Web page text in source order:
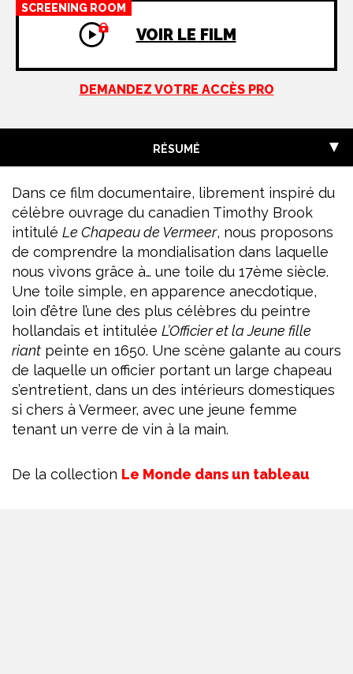
SCREENING ROOM
VOIR LE FILM
DEMANDEZ VOTRE ACCÈS PRO
RÉSUMÉ
Dans ce film documentaire, librement inspiré du
célèbre ouvrage du canadien Timothy Brook
intitulé Le Chapeau de Vermeer, nous proposons
de comprendre la mondialisation dans laquelle
nous vivons grâce à… une toile du 17ème siècle.
Une toile simple, en apparence anecdotique,
loin d’être l’une des plus célèbres du peintre
hollandais et intitulée L’Officier et la Jeune fille
riant peinte en 1650. Une scène galante au cours
de laquelle un officier portant un large chapeau
s’entretient, dans un des intérieurs domestiques
si chers à Vermeer, avec une jeune femme
tenant un verre de vin à la main.
De la collection Le Monde dans un tableau